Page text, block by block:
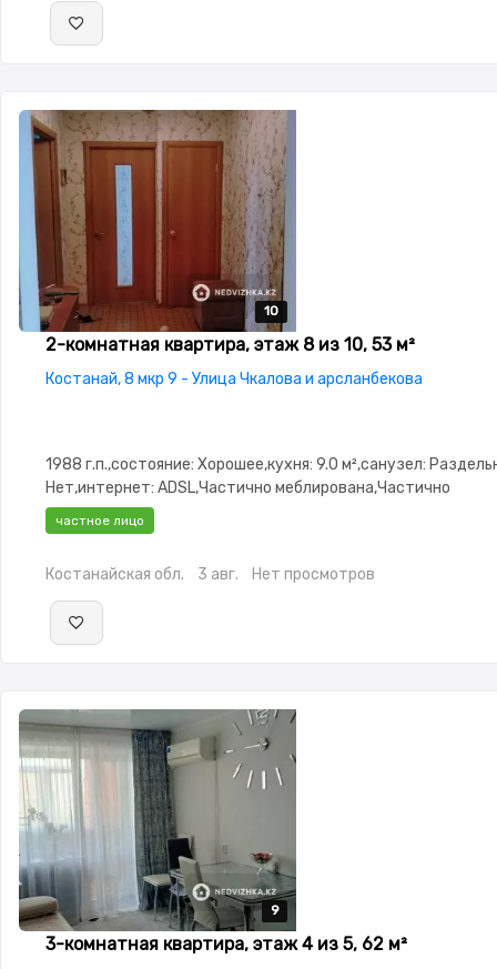
10
10
10
10
10
2-комнатная квартира, этаж 8 из 10, 53 м²
Костанай, 8 мкр 9 - Улица Чкалова и арсланбекова
1988 г.п.,состояние: Хорошее,кухня: 9.0 м²,санузел:
Нет,интернет: ADSL,Частично меблирована,Частично
меблирована,паркинг: Рядом охраняемая
стоянка,Домофон,Неугловая,Улучшенная,Комнаты
частное лицо
Костанайская обл. 3 авг. Нет просмотров
9
9
9
9
9
3-комнатная квартира, этаж 4 из 5, 62 м²